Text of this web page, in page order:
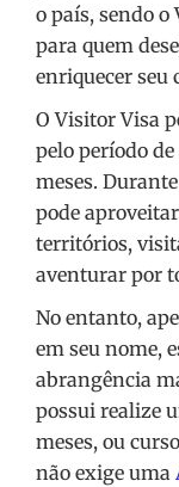
o país, sendo
para quem
enriquecer seu
O Visitor Visa
pelo período
meses.
pode
territórios,
aventurar por
No entanto,
em seu nome,
abrangência
possui realize
meses, ou
não exige uma